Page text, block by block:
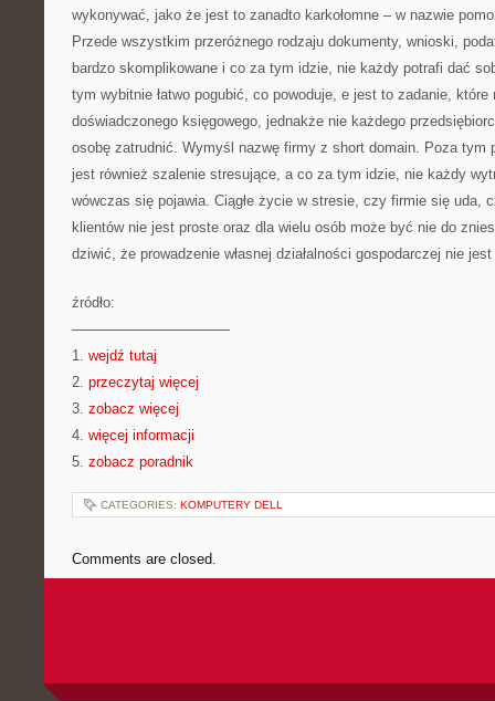
wykonywać, jako że jest to zanadto karkołomne – w nazwie
Przede wszystkim przeróżnego rodzaju dokumenty, wnioski,
bardzo skomplikowane i co za tym idzie, nie każdy potrafi dać
tym wybitnie łatwo pogubić, co powoduje, e jest to zadanie, które
doświadczonego księgowego, jednakże nie każdego
osobę zatrudnić. Wymyśl nazwę firmy z short domain. Poza tym
jest również szalenie stresujące, a co za tym idzie, nie każdy
wówczas się pojawia. Ciągłe życie w stresie, czy firmie się uda,
klientów nie jest proste oraz dla wielu osób może być nie do
dziwić, że prowadzenie własnej działalności gospodarczej nie
źródło:
———————————
1. wejdź tutaj
2. przeczytaj więcej
3. zobacz więcej
4. więcej informacji
5. zobacz poradnik
CATEGORIES: KOMPUTERY DELL
Comments are closed.